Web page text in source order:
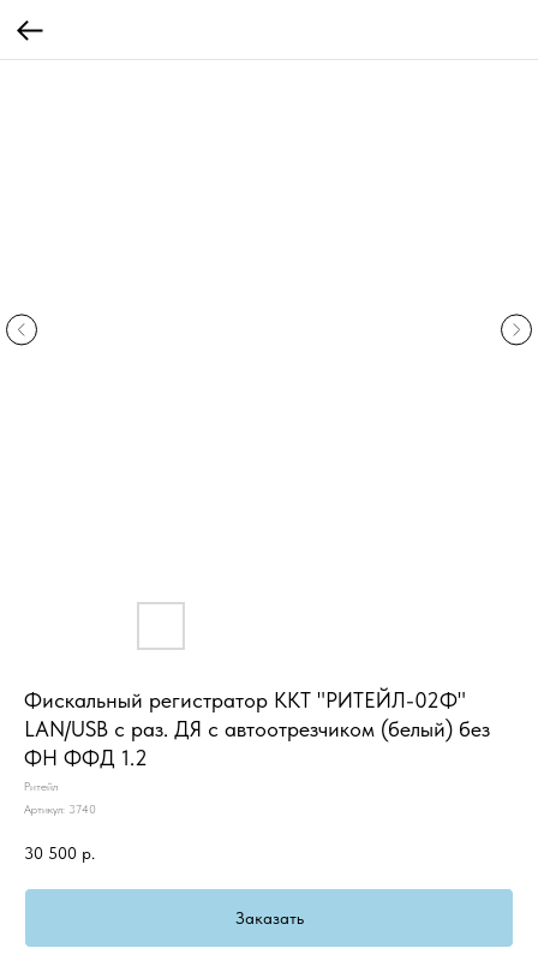
Фискальный регистратор ККТ "РИТЕЙЛ-02Ф"
LAN/USB с раз. ДЯ с автоотрезчиком (белый) без
ФН ФФД 1.2
Ритейл
Артикул: 3740
30 500 р.
Заказать